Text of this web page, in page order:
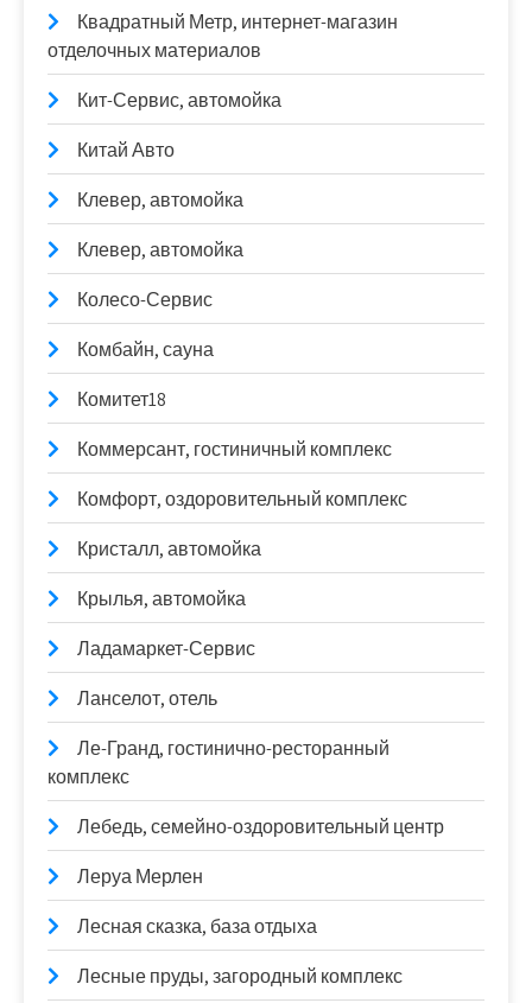
Квадратный Метр, интернет-магазин
отделочных материалов
Кит-Сервис, автомойка
Китай Авто
Клевер, автомойка
Клевер, автомойка
Колесо-Сервис
Комбайн, сауна
Комитет18
Коммерсант, гостиничный комплекс
Комфорт, оздоровительный комплекс
Кристалл, автомойка
Крылья, автомойка
Ладамаркет-Сервис
Ланселот, отель
Ле-Гранд, гостинично-ресторанный
комплекс
Лебедь, семейно-оздоровительный центр
Леруа Мерлен
Лесная сказка, база отдыха
Лесные пруды, загородный комплекс